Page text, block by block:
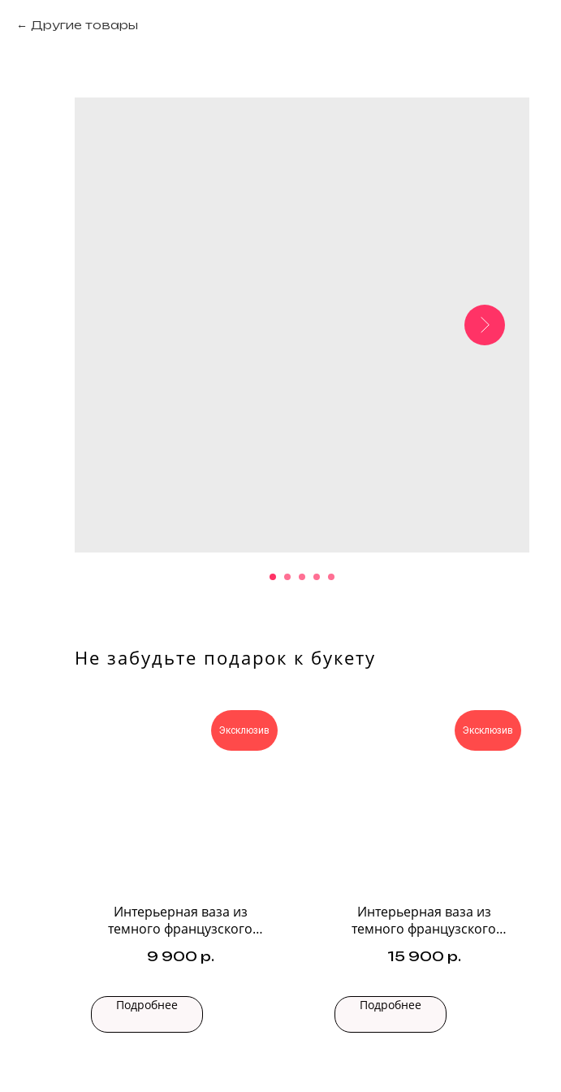
Другие товары
Не забудьте подарок к букету
Эксклюзив
Интерьерная ваза из
темного французского
9 900 р.
Подробнее
Эксклюзив
Интерьерная ваза из
темного французского
15 900 р.
Подробнее